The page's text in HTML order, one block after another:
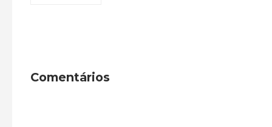
Comentários